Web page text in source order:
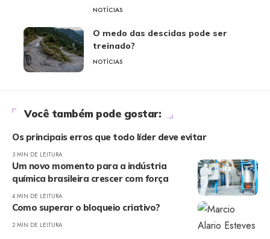
NOTÍCIAS
O medo das descidas pode ser
treinado?
NOTÍCIAS
Você também pode gostar:
Os principais erros que todo líder deve evitar
3 MIN DE LEITURA
Um novo momento para a indústria
química brasileira crescer com força
4 MIN DE LEITURA
Como superar o bloqueio criativo?
2 MIN DE LEITURA